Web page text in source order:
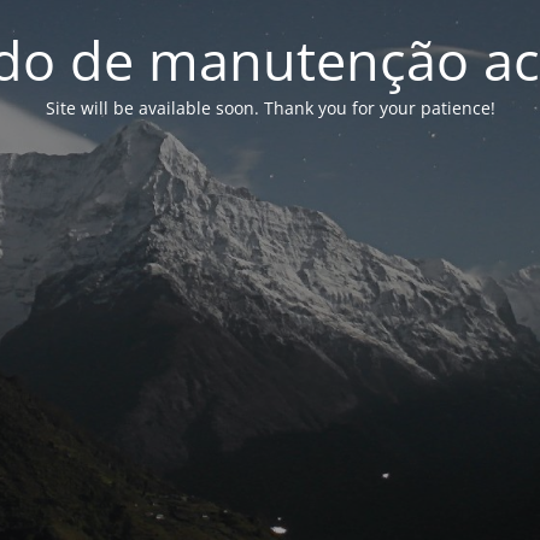
de manutenção
Site will be available soon. Thank you for your patience!